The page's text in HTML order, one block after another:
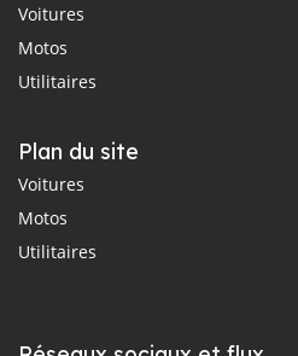
Voitures
Motos
Utilitaires
Plan du site
Voitures
Motos
Utilitaires